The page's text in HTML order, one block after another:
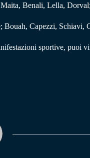
Benali, Lella,
Bouah, Capezzi,
sportive, puoi